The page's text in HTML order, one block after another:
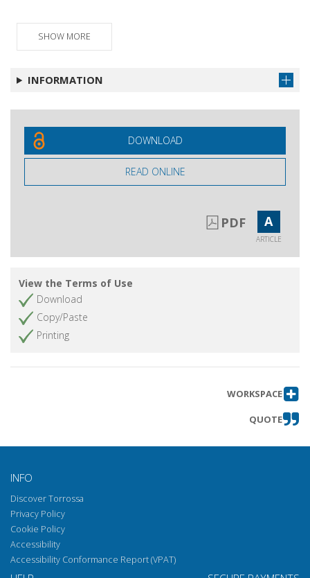
from Su Carroppu di Sirri, Carbonia
SHOW MORE
INFORMATION
DOWNLOAD
READ ONLINE
PDF A
ARTICLE
View the Terms of Use
Download
Copy/Paste
Printing
WORKSPACE
QUOTE
INFO
Discover Torrossa
Privacy Policy
Cookie Policy
Accessibility
Accessibility Conformance Report (VPAT)